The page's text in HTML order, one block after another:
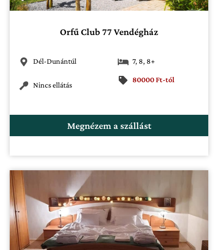
Orfű Club 77 Vendégház
Dél-Dunántúl
Nincs ellátás
7, 8, 8+
80000 Ft-tól
Megnézem a szállást